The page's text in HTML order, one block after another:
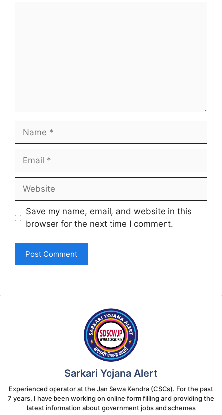
Name
Email
Website
Save my name, email, and website in this
browser for the next time I comment.
Sarkari Yojana Alert
Experienced operator at the Jan Sewa Kendra (CSCs). For the past
7 years, I have been working on online form filling and providing the
latest information about government jobs and schemes